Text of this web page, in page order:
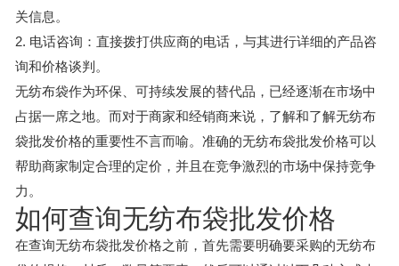
关信息。
2. 电话咨询：直接拨打供应商的电话，与其进行详细的产品咨
询和价格谈判。
无纺布袋作为环保、可持续发展的替代品，已经逐渐在市场中
占据一席之地。而对于商家和经销商来说，了解和了解无纺布
袋批发价格的重要性不言而喻。准确的无纺布袋批发价格可以
帮助商家制定合理的定价，并且在竞争激烈的市场中保持竞争
力。
如何查询无纺布袋批发价格
在查询无纺布袋批发价格之前，首先需要明确要采购的无纺布